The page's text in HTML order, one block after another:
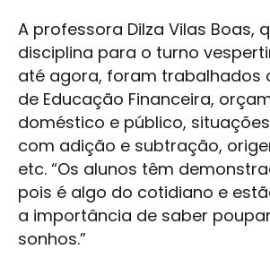
A professora Dilza Vilas Boas,
disciplina para o turno
até agora, foram trabalhados
de Educação Financeira,
doméstico e público,
com adição e subtração,
etc. “Os alunos têm
pois é algo do cotidiano e
a importância de saber
sonhos.”